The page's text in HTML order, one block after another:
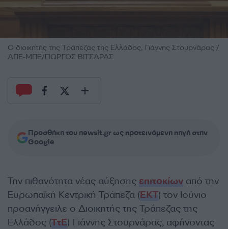
Ο διοικητής της Τράπεζας της Ελλάδος, Γιάννης Στουρνάρας /
ΑΠΕ-ΜΠΕ/ΓΙΩΡΓΟΣ ΒΙΤΣΑΡΑΣ
Προσθήκη του newsit.gr ως προτεινόμενη πηγή στην
Google
Την πιθανότητα νέας αύξησης επιτοκίων από την
Ευρωπαϊκή Κεντρική Τράπεζα (ΕΚΤ) τον Ιούνιο
προανήγγειλε ο Διοικητής της Τράπεζας της
Ελλάδος (ΤτΕ) Γιάννης Στουρνάρας, αφήνοντας